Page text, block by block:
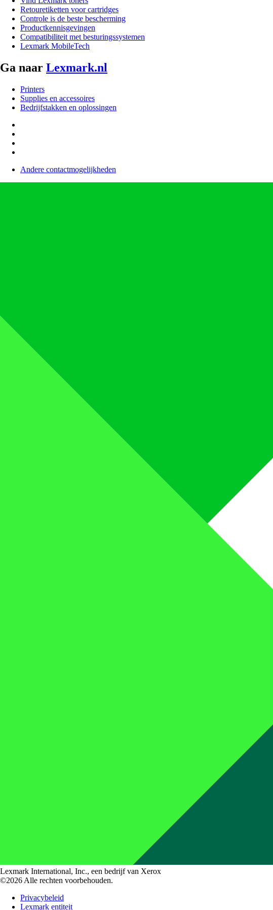
Retouretiketten voor cartridges
Controle is de beste bescherming
Productkennisgevingen
Compatibiliteit met besturingssystemen
Lexmark MobileTech
Ga naar Lexmark.nl
Printers
Supplies en accessoires
Bedrijfstakken en oplossingen
Andere contactmogelijkheden
Lexmark International, Inc., een bedrijf van Xerox
©2026 Alle rechten voorbehouden.
Privacybeleid
Lexmark entiteit